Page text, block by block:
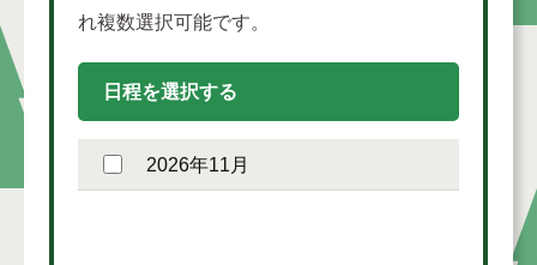
れ複数選択可能です。
日程を選択する
2026年11月